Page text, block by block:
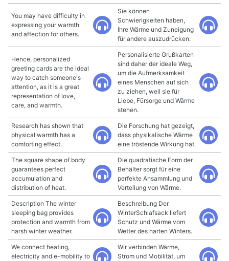
You may have difficulty in
expressing your warmth
and affection for others.
Sie können
Schwierigkeiten haben,
Ihre Wärme und Zuneigung
für andere auszudrücken.
Hence, personalized
greeting cards are the ideal
way to catch someone's
attention, as it is a great
representation of love,
care, and warmth.
Personalisierte Grußkarten
sind daher der ideale Weg,
um die Aufmerksamkeit
eines Menschen auf sich
zu ziehen, weil sie für
Liebe, Fürsorge und Wärme
stehen.
Research has shown that
physical warmth has a
comforting effect.
Die Forschung hat gezeigt,
dass physikalische Wärme
eine tröstende Wirkung hat.
The square shape of body
guarantees perfect
accumulation and
distribution of heat.
Die quadratische Form der
Behälter sorgt für eine
perfekte Ansammlung und
Verteilung von Wärme.
Description The winter
sleeping bag provides
protection and warmth from
harsh winter weather.
Beschreibung Der
WinterSchlafsack liefert
Schutz und Wärme vom
Wetter des harten Winters.
We connect heating,
electricity and e-mobility to
Wir verbinden Wärme,
Strom und Mobilität, um